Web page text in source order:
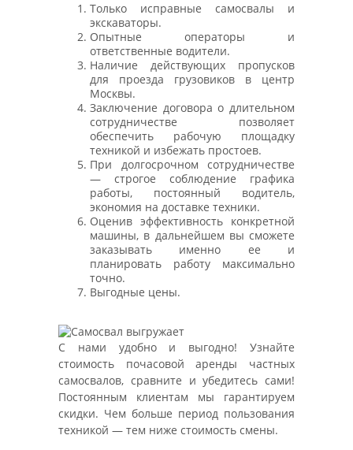
Только исправные самосвалы и
экскаваторы.
Опытные операторы и
ответственные водители.
Наличие действующих пропусков
для проезда грузовиков в центр
Москвы.
Заключение договора о длительном
сотрудничестве позволяет
обеспечить рабочую площадку
техникой и избежать простоев.
При долгосрочном сотрудничестве
— строгое соблюдение графика
работы, постоянный водитель,
экономия на доставке техники.
Оценив эффективность конкретной
машины, в дальнейшем вы сможете
заказывать именно ее и
планировать работу максимально
точно.
Выгодные цены.
С нами удобно и выгодно! Узнайте
стоимость почасовой аренды частных
самосвалов, сравните и убедитесь сами!
Постоянным клиентам мы гарантируем
скидки. Чем больше период пользования
техникой — тем ниже стоимость смены.